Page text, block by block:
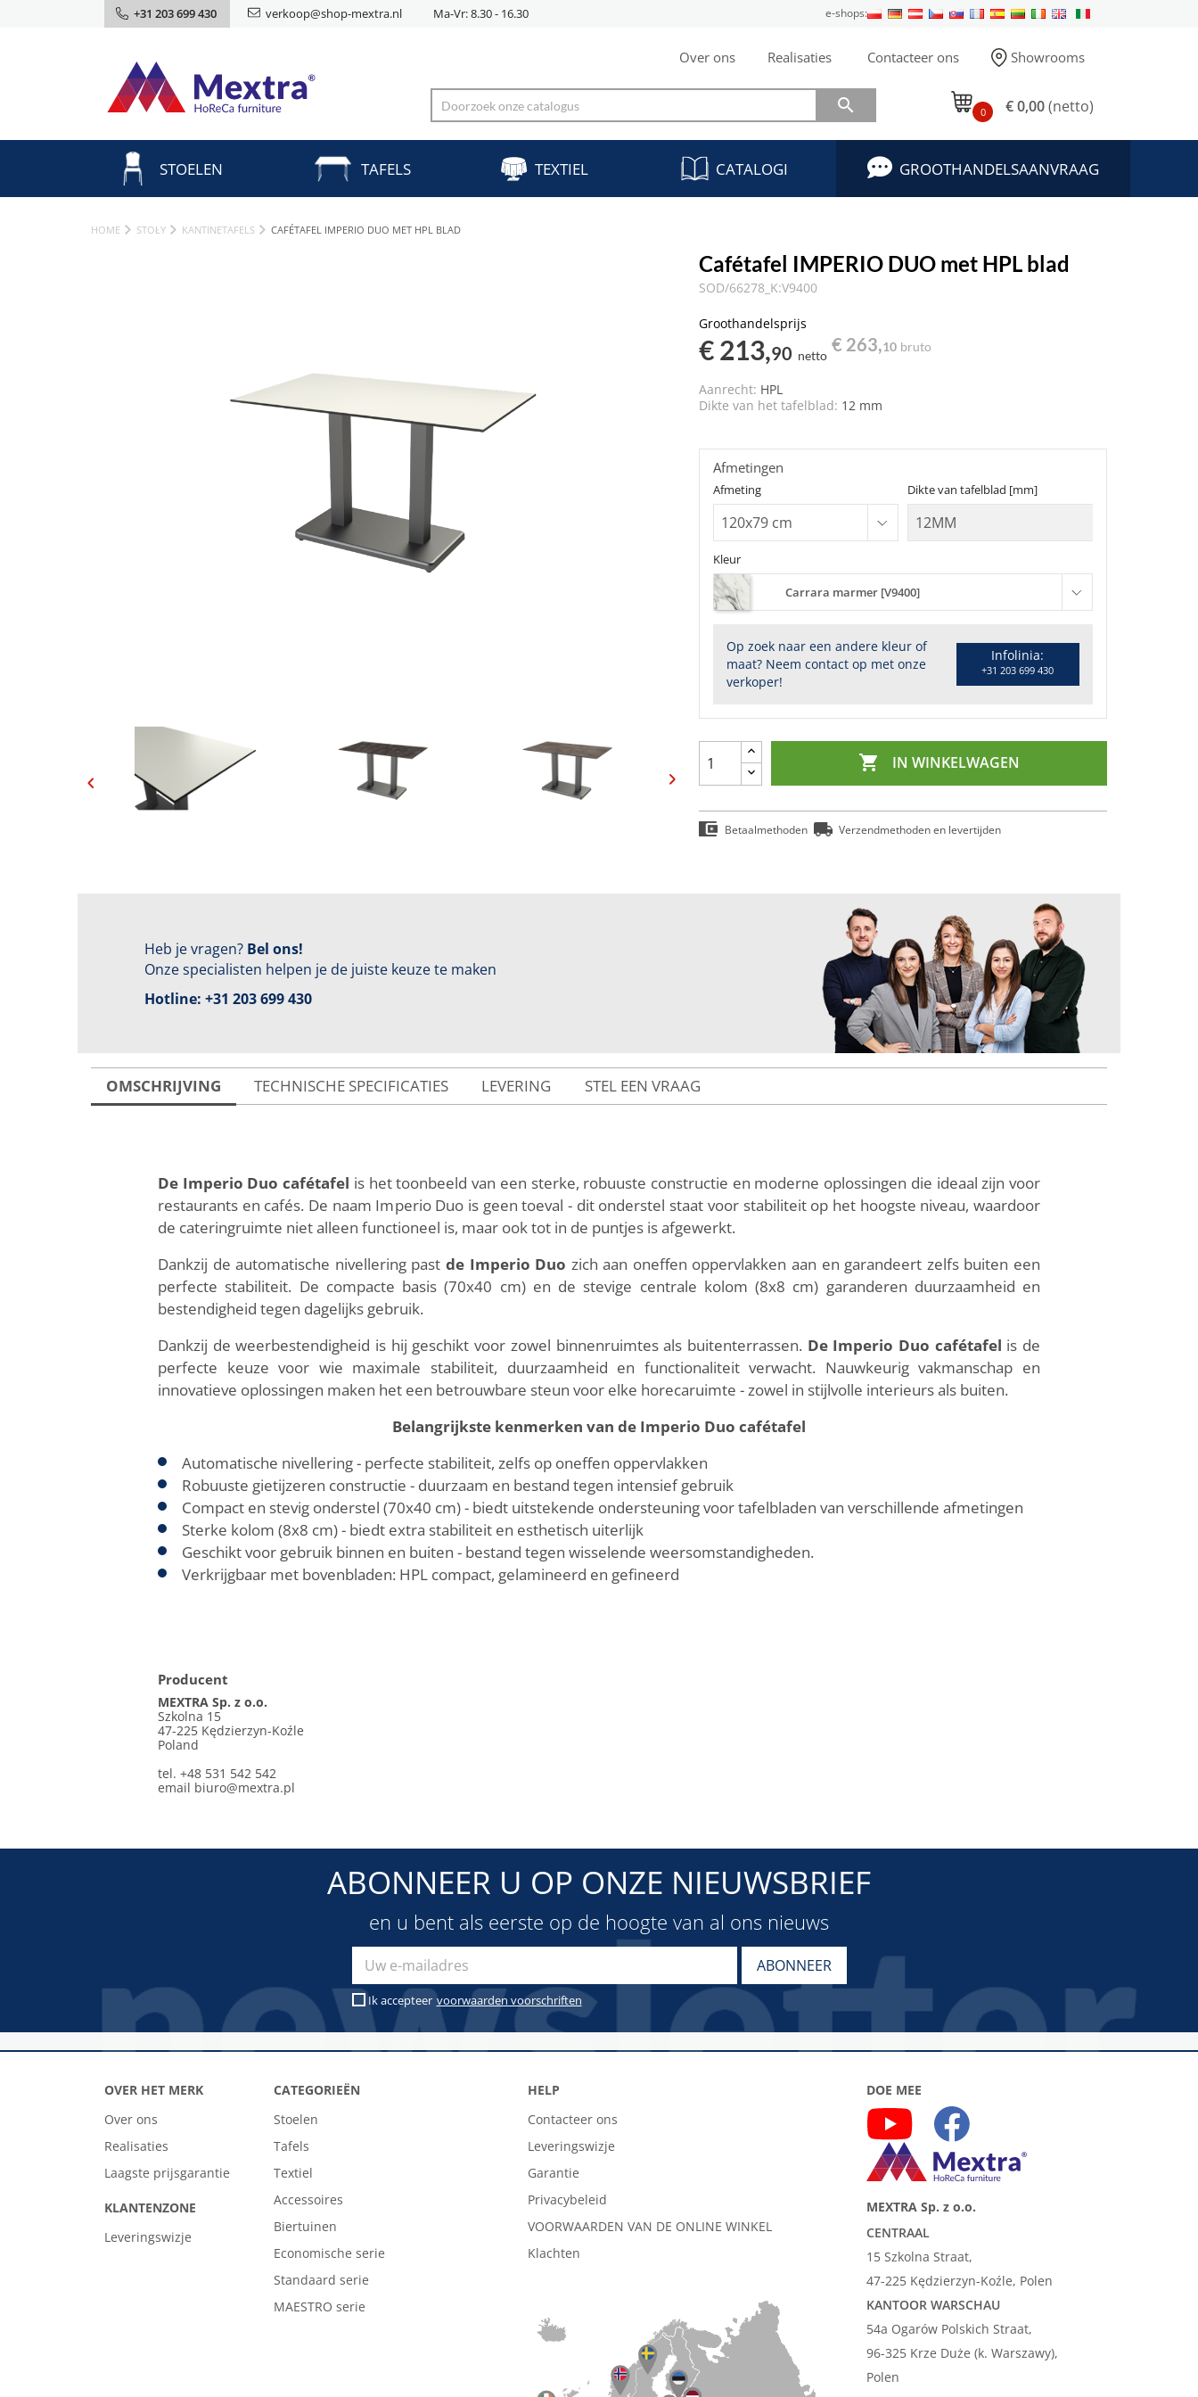
+31 203 699 430 verkoop@shop-mextra.nl Ma-Vr: 8.30 - 16.30 e-shops:
Over ons Realisaties Contacteer ons Showrooms
 0 € 0,00(netto)
STOELEN TAFELS TEXTIEL CATALOGI GROOTHANDELSAANVRAAG
HOME STOŁY KANTINETAFELS CAFÉTAFEL IMPERIO DUO MET HPL BLAD
Cafétafel IMPERIO DUO met HPL blad
SOD/66278_K:V9400
Groothandelsprijs
€ 213,90 netto
€ 263,10 bruto
Aanrecht: HPL
Dikte van het tafelblad: 12 mm
Kleur
Carrara marmer [V9400]
Op zoek naar een andere kleur of
maat? Neem contact op met onze
verkoper!
Infolinia:
+31 203 699 430
Afmeting Dikte van tafelblad [mm]
Afmetingen
 IN WINKELWAGEN
Betaalmethoden Verzendmethoden en levertijden
Heb je vragen? Bel ons!
Onze specialisten helpen je de juiste keuze te maken
Hotline: +31 203 699 430
OMSCHRIJVING TECHNISCHE SPECIFICATIES LEVERING STEL EEN VRAAG
De Imperio Duo cafétafel is het toonbeeld van een sterke, robuuste constructie en moderne oplossingen die ideaal zijn voor
restaurants en cafés. De naam Imperio Duo is geen toeval - dit onderstel staat voor stabiliteit op het hoogste niveau, waardoor
de cateringruimte niet alleen functioneel is, maar ook tot in de puntjes is afgewerkt.
Dankzij de automatische nivellering past de Imperio Duo zich aan oneffen oppervlakken aan en garandeert zelfs buiten een
perfecte stabiliteit. De compacte basis (70x40 cm) en de stevige centrale kolom (8x8 cm) garanderen duurzaamheid en
bestendigheid tegen dagelijks gebruik.
Dankzij de weerbestendigheid is hij geschikt voor zowel binnenruimtes als buitenterrassen. De Imperio Duo cafétafel is de
perfecte keuze voor wie maximale stabiliteit, duurzaamheid en functionaliteit verwacht. Nauwkeurig vakmanschap en
innovatieve oplossingen maken het een betrouwbare steun voor elke horecaruimte - zowel in stijlvolle interieurs als buiten.
Belangrijkste kenmerken van de Imperio Duo cafétafel
Automatische nivellering - perfecte stabiliteit, zelfs op oneffen oppervlakken
Robuuste gietijzeren constructie - duurzaam en bestand tegen intensief gebruik
Compact en stevig onderstel (70x40 cm) - biedt uitstekende ondersteuning voor tafelbladen van verschillende afmetingen
Sterke kolom (8x8 cm) - biedt extra stabiliteit en esthetisch uiterlijk
Geschikt voor gebruik binnen en buiten - bestand tegen wisselende weersomstandigheden.
Verkrijgbaar met bovenbladen: HPL compact, gelamineerd en gefineerd
Producent
MEXTRA Sp. z o.o.
Szkolna 15
47-225 Kędzierzyn-Koźle
Poland
tel. +48 531 542 542
email biuro@mextra.pl
ABONNEER U OP ONZE NIEUWSBRIEF
en u bent als eerste op de hoogte van al ons nieuws
Ik accepteer voorwaarden voorschriften
OVER HET MERK
Over ons
Realisaties
Laagste prijsgarantie
KLANTENZONE
Leveringswizje
CATEGORIEËN
Stoelen
Tafels
Textiel
Accessoires
Biertuinen
Economische serie
Standaard serie
MAESTRO serie
HELP
Contacteer ons
Leveringswizje
Garantie
Privacybeleid
VOORWAARDEN VAN DE ONLINE WINKEL
Klachten
DOE MEE
MEXTRA Sp. z o.o.
CENTRAAL
15 Szkolna Straat,
47-225 Kędzierzyn-Koźle, Polen
KANTOOR WARSCHAU
54a Ogarów Polskich Straat,
96-325 Krze Duże (k. Warszawy),
Polen